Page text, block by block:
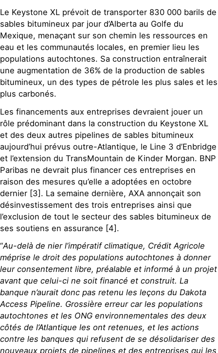
Le Keystone XL prévoit de transporter 830 000 barils de
sables bitumineux par jour d’Alberta au Golfe du
Mexique, menaçant sur son chemin les ressources en
eau et les communautés locales, en premier lieu les
populations autochtones. Sa construction entraînerait
une augmentation de 36% de la production de sables
bitumineux, un des types de pétrole les plus sales et les
plus carbonés.
Les financements aux entreprises devraient jouer un
rôle prédominant dans la construction du Keystone XL
et des deux autres pipelines de sables bitumineux
aujourd’hui prévus outre-Atlantique, le Line 3 d’Enbridge
et l’extension du TransMountain de Kinder Morgan. BNP
Paribas ne devrait plus financer ces entreprises en
raison des mesures qu’elle a adoptées en octobre
dernier [3]. La semaine dernière, AXA annonçait son
désinvestissement des trois entreprises ainsi que
l’exclusion de tout le secteur des sables bitumineux de
ses soutiens en assurance [4].
“Au-delà de nier l’impératif climatique, Crédit Agricole
méprise le droit des populations autochtones à donner
leur consentement libre, préalable et informé à un projet
avant que celui-ci ne soit financé et construit. La
banque n’aurait donc pas retenu les leçons du Dakota
Access Pipeline. Grossière erreur car les populations
autochtones et les ONG environnementales des deux
côtés de l’Atlantique les ont retenues, et les actions
contre les banques qui refusent de se désolidariser des
nouveaux projets de pipelines et des entreprises qui les